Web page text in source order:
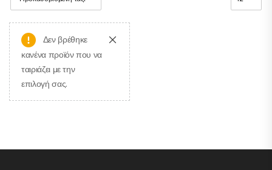
Δεν βρέθηκε
κανένα προϊόν που να
ταιριάζει με την
επιλογή σας.